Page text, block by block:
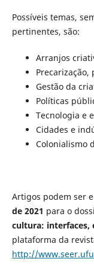
Possíveis temas,
pertinentes, são:
Arranjos
Gestão da
Políticas
Tecnologia e
Cidades e
Colonialismo
Artigos podem ser
de 2021 para o
cultura: interfaces,
plataforma da
http://